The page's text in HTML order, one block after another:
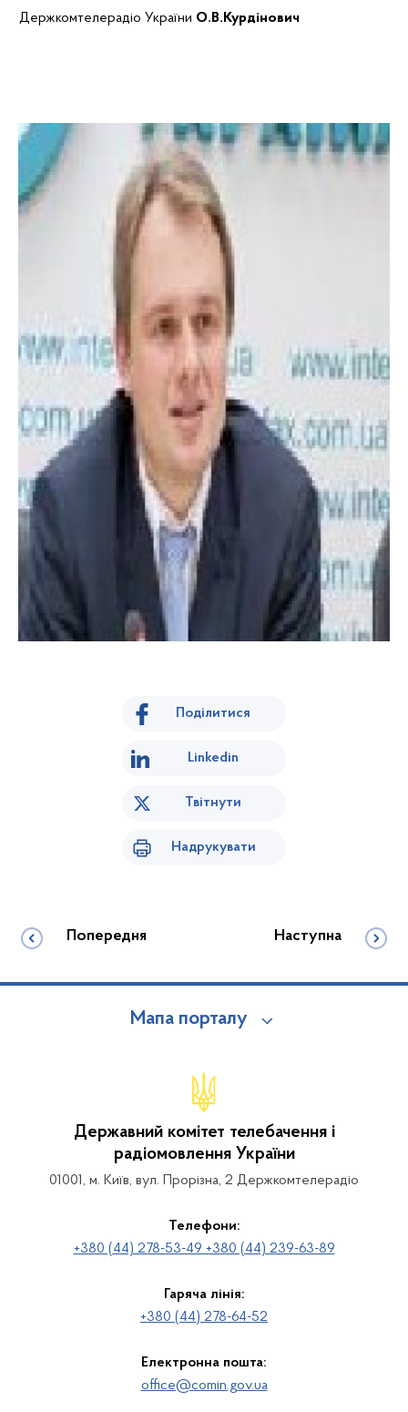
Держкомтелерадіо України О.В.Курдінович
Поділитися
Linkedin
Твітнути
Надрукувати
Попередня Наступна
Мапа порталу
Державний комітет телебачення і
радіомовлення України
01001, м. Київ, вул. Прорізна, 2 Держкомтелерадіо
Телефони:
+380 (44) 278-53-49 +380 (44) 239-63-89
Гаряча лінія:
+380 (44) 278-64-52
Електронна пошта:
office@comin.gov.ua